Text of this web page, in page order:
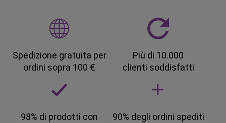
Spedizione gratuita per
ordini sopra 100 €
Più di 10.000
clienti soddisfatti
98% di prodotti con
90% degli ordini spediti